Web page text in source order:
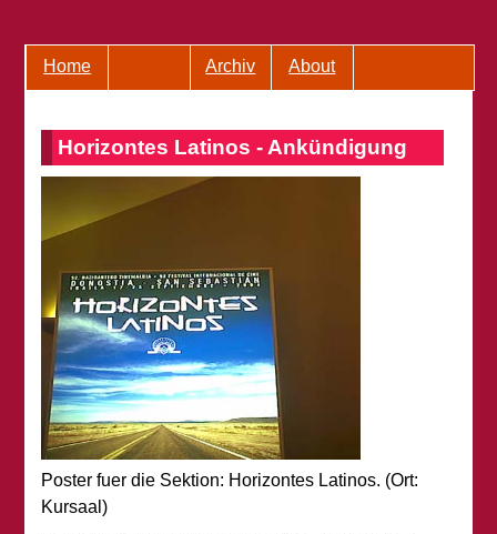
Home Archiv About
Horizontes Latinos - Ankündigung
Poster fuer die Sektion: Horizontes Latinos. (Ort:
Kursaal)